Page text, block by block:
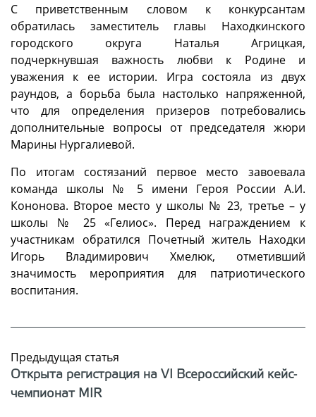
С приветственным словом к конкурсантам
обратилась заместитель главы Находкинского
городского округа Наталья Агрицкая,
подчеркнувшая важность любви к Родине и
уважения к ее истории. Игра состояла из двух
раундов, а борьба была настолько напряженной,
что для определения призеров потребовались
дополнительные вопросы от председателя жюри
Марины Нургалиевой.
По итогам состязаний первое место завоевала
команда школы № 5 имени Героя России А.И.
Кононова. Второе место у школы № 23, третье – у
школы № 25 «Гелиос». Перед награждением к
участникам обратился Почетный житель Находки
Игорь Владимирович Хмелюк, отметивший
значимость мероприятия для патриотического
воспитания.
Предыдущая статья
Открыта регистрация на VI Всероссийский кейс-
чемпионат MIR